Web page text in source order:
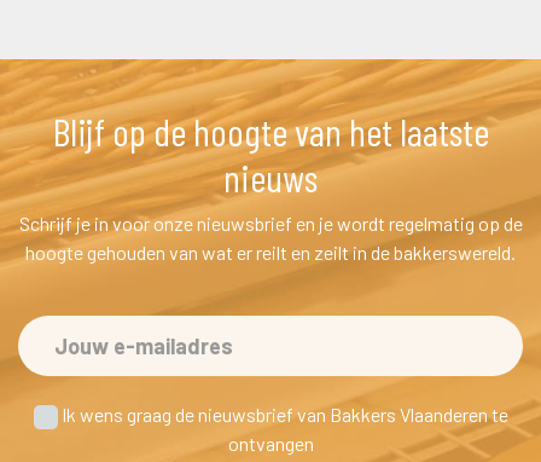
Blijf op de hoogte van het laatste
nieuw
Schrijf je in voor onze nieuwsbrief en je wordt regelmatig op de
hoogte gehouden van wat er reilt en zeilt in de bakkerswereld.
Ik wens graag de nieuwsbrief van Bakkers Vlaanderen te
ontvangen